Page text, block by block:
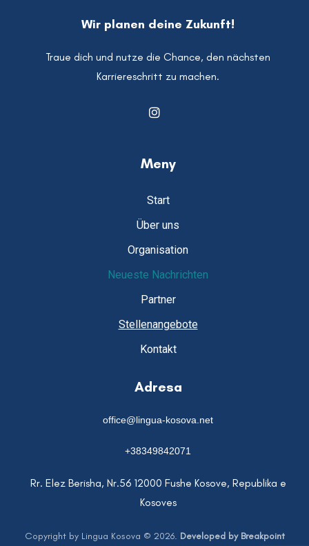
Wir planen deine Zukunft!
Traue dich und nutze die Chance, den nächsten
Karriereschritt zu machen.
Meny
Start
Über uns
Organisation
Neueste Nachrichten
Partner
Stellenangebote
Kontakt
Adresa
office@lingua-kosova.net
+38349842071
Rr. Elez Berisha, Nr.56 12000 Fushe Kosove, Republika e
Kosoves
Copyright by Lingua Kosova © 2026. Developed by Breakpoint